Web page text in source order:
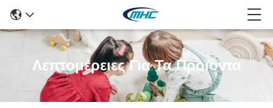
Λεπτομέρειες Για Τα Προϊόντα